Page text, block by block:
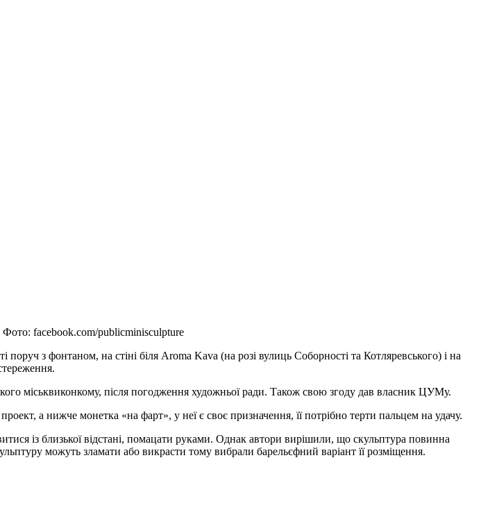
Фото: facebook.com/publicminisculpture
з фонтаном, на стіні біля Aroma Kava (на розі вулиць Соборності та Котляревського) і на
міськвиконкому, після погодження художньої ради. Також свою згоду дав власник ЦУМу.
а нижче монетка «на фарт», у неї є своє призначення, її потрібно терти пальцем на удачу.
із близької відстані, помацати руками. Однак автори вирішили, що скульптура повинна
можуть зламати або викрасти тому вибрали барельєфний варіант її розміщення.